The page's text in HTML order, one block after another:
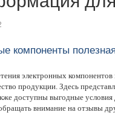
компоненты
электронных
продукции. Здесь
доступны выгодные условия
внимание на отзывы